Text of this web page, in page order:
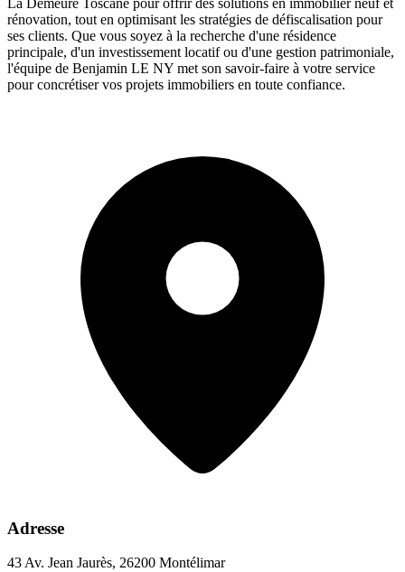
rénovation, tout en optimisant les stratégies de défiscalisation pour
ses clients. Que vous soyez à la recherche d'une résidence
principale, d'un investissement locatif ou d'une gestion patrimoniale,
l'équipe de Benjamin LE NY met son savoir-faire à votre service
pour concrétiser vos projets immobiliers en toute confiance.
Adresse
43 Av. Jean Jaurès, 26200 Montélimar